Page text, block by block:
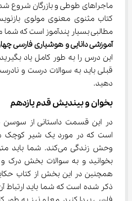
ماجراهای طوطی و بازرگان شروع
کتاب مثنوی معنوی مولوی
مطالبی بسیار پندآموز است که شما می‌توانید با
آموزشی دانایی و هوشیاری فارسی
این درس را به طور کامل یاد
قبلی باید به سوالات درست و
دهید.
بخوان و بیندیش قدم یازدهم
در این قسمت داستانی از
وحش زندگی می‌کند. شما
بخوانید و به سوالات بخش درک